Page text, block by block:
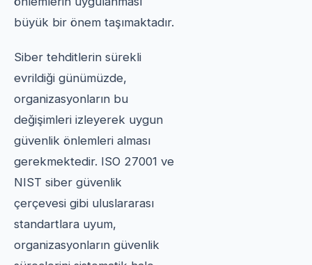
büyük bir önem taşımaktadır.
Siber tehditlerin sürekli
evrildiği günümüzde,
organizasyonların bu
değişimleri izleyerek uygun
güvenlik önlemleri alması
gerekmektedir. ISO 27001 ve
NIST siber güvenlik
çerçevesi gibi uluslararası
standartlara uyum,
organizasyonların güvenlik